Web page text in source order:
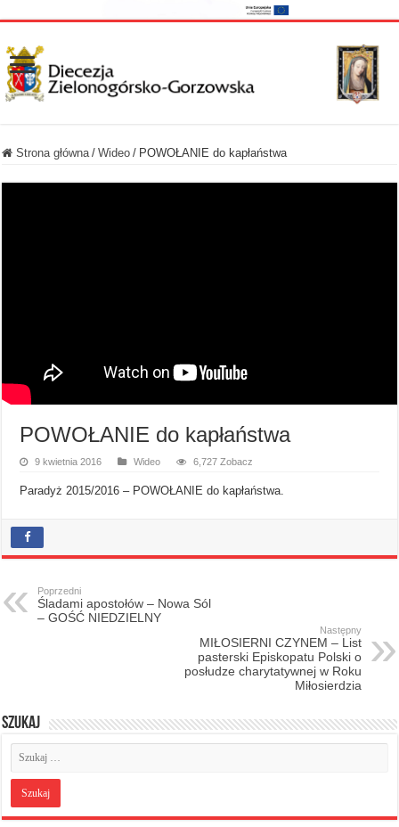
Strona główna / Wideo / POWOŁANIE do kapłaństwa
POWOŁANIE do kapłaństwa
9 kwietnia 2016 Wideo 6,727 Zobacz
Paradyż 2015/2016 – POWOŁANIE do kapłaństwa.
Poprzedni
Śladami apostołów – Nowa Sól
– GOŚĆ NIEDZIELNY
Następny
MIŁOSIERNI CZYNEM – List
pasterski Episkopatu Polski o
posłudze charytatywnej w Roku
Miłosierdzia
Szukaj